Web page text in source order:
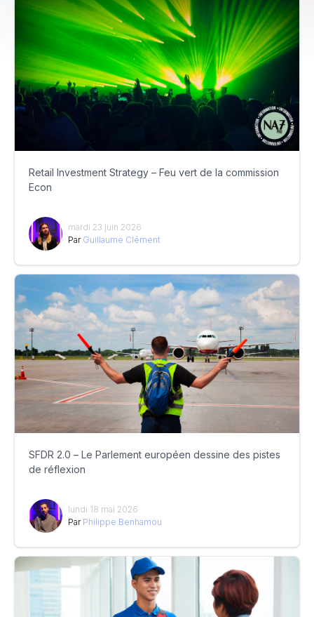
Retail Investment Strategy – Feu vert de la commission
Econ
mardi 23 juin 2026
Par Guillaume Clément
SFDR 2.0 – Le Parlement européen dessine des pistes
de réflexion
lundi 18 mai 2026
Par Philippe Benhamou